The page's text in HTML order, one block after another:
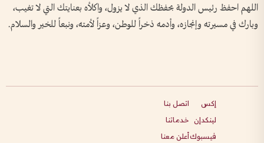
اللهم احفظ رئيس الدولة بحفظك الذي لا يزول، واكلأه بعنايتك التي لا تغيب،
وبارك في مسيرته وإنجازه، وأدمه ذخراً للوطن، وعزاً لأمته، ونبعاً للخير والسلام.
إكس
لينكدإن
فيسبوك
اتصل بنا
خدماتنا
أعلن معنا